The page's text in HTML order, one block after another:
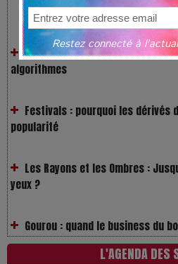
VivaTech 2026 : l’instant où
algorithmes
popularité
LOL 2.0 : aimer, grandir et se
L'AGENDA DES
Restez connecté à